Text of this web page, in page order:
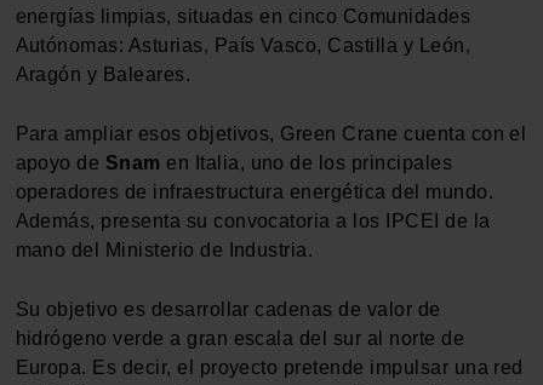
energías limpias, situadas en cinco Comunidades
Autónomas: Asturias, País Vasco, Castilla y León,
Aragón y Baleares.
Para ampliar esos objetivos, Green Crane cuenta con el
apoyo de Snam en Italia, uno de los principales
operadores de infraestructura energética del mundo.
Además, presenta su convocatoria a los IPCEI de la
mano del Ministerio de Industria.
Su objetivo es desarrollar cadenas de valor de
hidrógeno verde a gran escala del sur al norte de
Europa. Es decir, el proyecto pretende impulsar una red